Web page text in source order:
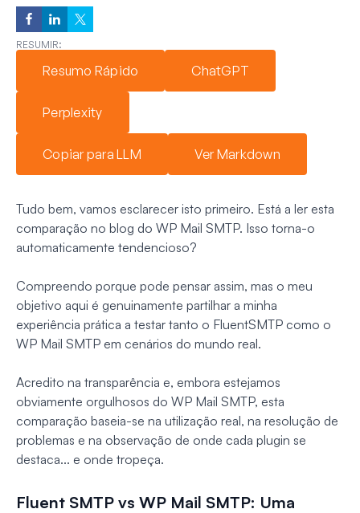
RESUMIR:
Resumo Rápido ChatGPT
Perplexity
Copiar para LLM Ver Markdown
Tudo bem, vamos esclarecer isto primeiro. Está a ler esta
comparação no blog do WP Mail SMTP. Isso torna-o
automaticamente tendencioso?
Compreendo porque pode pensar assim, mas o meu
objetivo aqui é genuinamente partilhar a minha
experiência prática a testar tanto o FluentSMTP como o
WP Mail SMTP em cenários do mundo real.
Acredito na transparência e, embora estejamos
obviamente orgulhosos do WP Mail SMTP, esta
comparação baseia-se na utilização real, na resolução de
problemas e na observação de onde cada plugin se
destaca... e onde tropeça.
Fluent SMTP vs WP Mail SMTP: Uma